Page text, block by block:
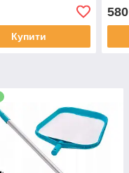
Купити
580